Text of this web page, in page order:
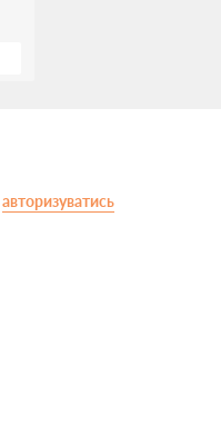
авторизуватись